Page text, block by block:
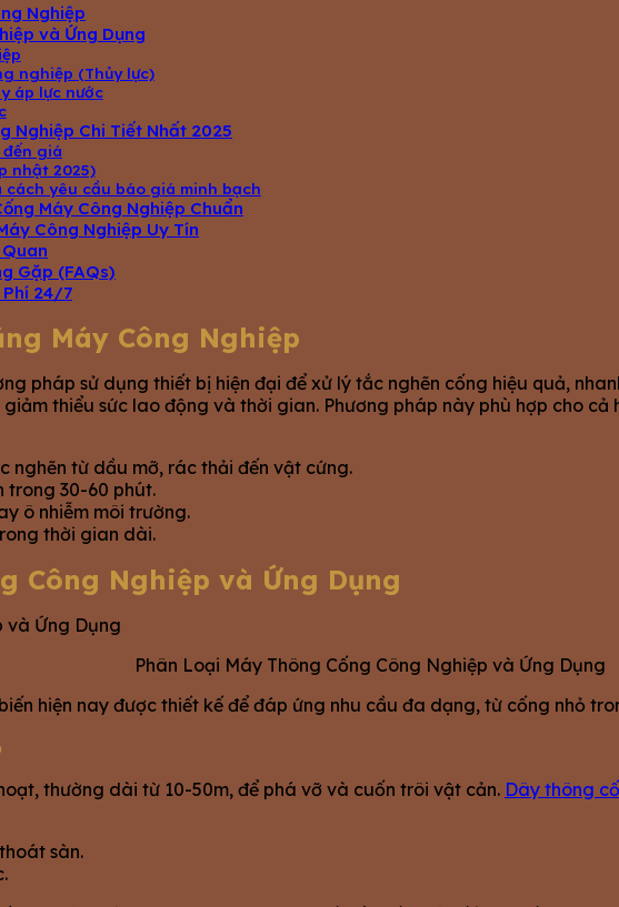
Nghiệp
và Ứng Dụng
nghiệp (Thủy lực)
áp lực nước
Nghiệp Chi Tiết Nhất 2025
giá
nhật 2025)
yêu cầu báo giá minh bạch
Máy Công Nghiệp Chuẩn
Công Nghiệp Uy Tín
Gặp (FAQs)
Phí 24/7
Máy Công Nghiệp
pháp sử dụng thiết bị hiện đại để xử lý tắc nghẽn cống hiệu quả,
thiểu sức lao động và thời gian. Phương pháp này phù hợp cho
nghẽn từ dầu mỡ, rác thải đến vật cứng.
trong 30-60 phút.
ô nhiễm môi trường.
thời gian dài.
Công Nghiệp và Ứng Dụng
Phân Loại Máy Thông Cống Công Nghiệp và Ứng Dụng
hiện nay được thiết kế để đáp ứng nhu cầu đa dạng, từ cống nhỏ
thường dài từ 10-50m, để phá vỡ và cuốn trôi vật cản. Dây thông
sàn.